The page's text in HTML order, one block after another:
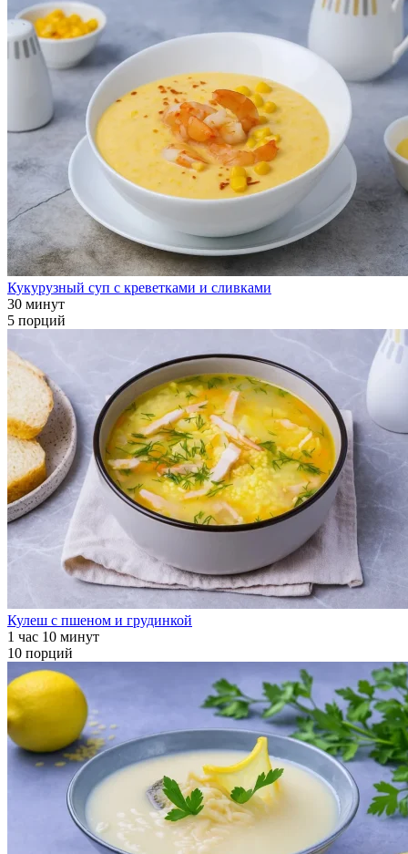
Кукурузный суп с креветками и сливками
30 минут
5 порций
Кулеш с пшеном и грудинкой
1 час 10 минут
10 порций